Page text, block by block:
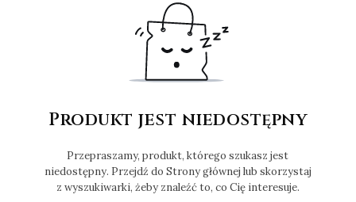
Produkt jest niedostępny
Przepraszamy, produkt, którego szukasz jest
niedostępny. Przejdź do Strony głównej lub skorzystaj
z wyszukiwarki, żeby znaleźć to, co Cię interesuje.